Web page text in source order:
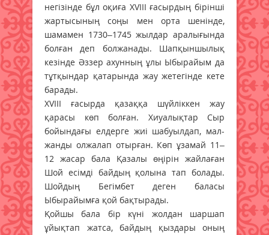
негізінде бұл оқиға XVIII ғасырдың бірінші
жартысының соңы мен орта шенінде,
шамамен 1730–1745 жылдар аралығында
болған деп болжанады. Шапқыншылық
кезінде Әззер ахунның ұлы Ыбырайым да
тұтқындар қатарында жау жетегінде кете
барады.
ХVIII ғасырда қазаққа шүйліккен жау
қарасы көп болған. Хиуалықтар Сыр
бойындағы елдерге жиі шабуылдап, мал-
жанды олжалап отырған. Көп ұзамай 11–
12 жасар бала Қазалы өңірін жайлаған
Шой есімді байдың қолына тап болады.
Шойдың Бегімбет деген баласы
Ыбырайымға қой бақтырады.
Қойшы бала бір күні жолдан шаршап
ұйықтап жатса, байдың қыздары оның